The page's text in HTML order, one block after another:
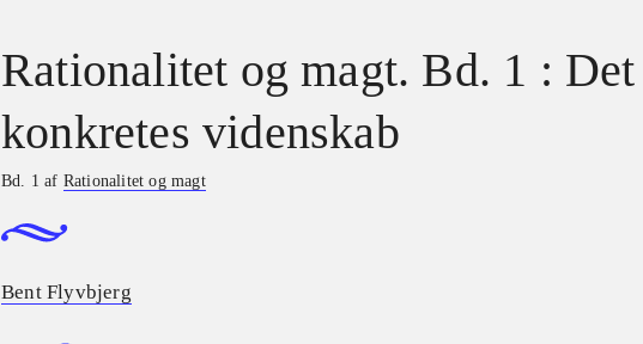
Rationalitet og magt. Bd. 1 : Det
konkretes videnskab
Bd. 1 af Rationalitet og magt
Bent Flyvbjerg